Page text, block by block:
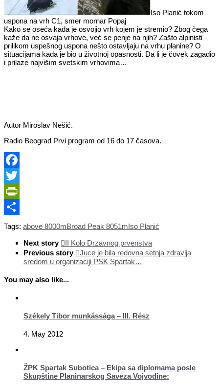
Iso Planić tokom
uspona na vrh C1, smer mornar Popaj
Kako se oseća kada je osvojio vrh kojem je stremio? Zbog čega
kaže da ne osvaja vrhove, već se penje na njih? Zašto alpinisti
prilikom uspešnog uspona nešto ostavljaju na vrhu planine? O
situacijama kada je bio u životnoj opasnosti. Da li je čovek zagadio
i prilaze najvišim svetskim vrhovima…
Autor Miroslav Nešić.
Radio Beograd Prvi program od 16 do 17 časova.
Facebook
Twitter
PrintFriendly
Share
Tags: above 8000mBroad Peak 8051mIso Planić
Next story
II Kolo Drzavnog prvenstva
Previous story
Juce je bila redovna setnja zdravlja
sredom u organizaciji PSK Spartak…
You may also like...
Székely Tibor munkássága – III. Rész
4. May 2012
ŽPK Spartak Subotica – Ekipa sa diplomama posle
Skupštine Planinarskog Saveza Vojvodine: